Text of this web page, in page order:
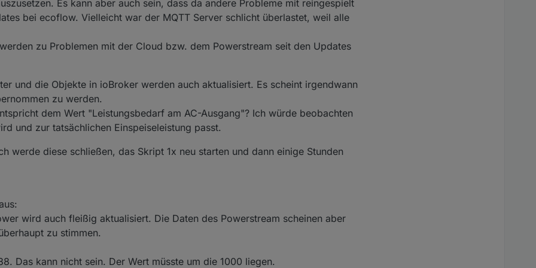
Es kann aber auch sein, dass da andere Probleme mit reingespielt
bei ecoflow. Vielleicht war der MQTT Server schlicht überlastet, weil alle
zu Problemen mit der Cloud bzw. dem Powerstream seit den Updates
und die Objekte in ioBroker werden auch aktualisiert. Es scheint irgendwann
zu werden.
dem Wert "Leistungsbedarf am AC-Ausgang"? Ich würde beobachten
und zur tatsächlichen Einspeiseleistung passt.
werde diese schließen, das Skript 1x neu starten und dann einige Stunden
wird auch fleißig aktualisiert. Die Daten des Powerstream scheinen aber
zu stimmen.
Das kann nicht sein. Der Wert müsste um die 1000 liegen.